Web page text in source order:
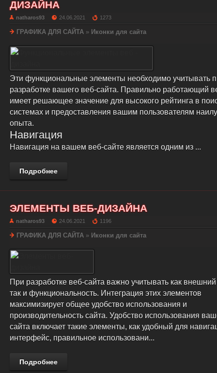
ДИЗАЙНА
natharos93 24.06.2021 1273
ГРАФИКА ДЛЯ САЙТА » Иконки для сайта
Эти функциональные элементы необходимо учитывать
разработке вашего веб-сайта. Правильно работающий
имеет решающее значение для высокого рейтинга в
системах и предоставления вашим пользователям
опыта.
Навигация
Навигация на вашем веб-сайте является одним из ...
Подробнее
ЭЛЕМЕНТЫ ВЕБ-ДИЗАЙНА
natharos93 24.06.2021 1196
ГРАФИКА ДЛЯ САЙТА » Иконки для сайта
При разработке веб-сайта важно учитывать как
так и функциональность. Интеграция этих элементов
максимизирует общее удобство использования и
производительность сайта. Удобство использования
сайта включает такие элементы, как удобный для
интерфейс, правильное использовани...
Подробнее